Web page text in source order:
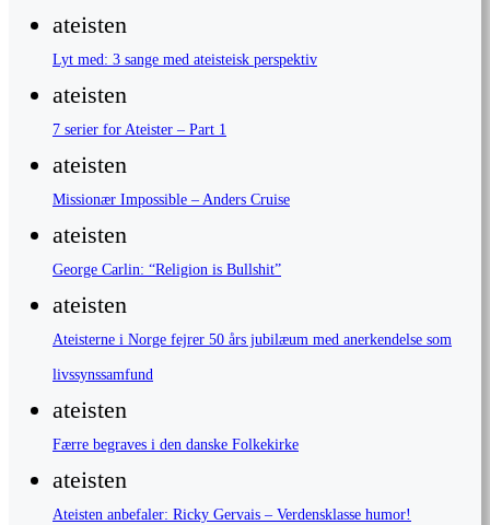
ateisten
Lyt med: 3 sange med ateisteisk perspektiv
ateisten
7 serier for Ateister – Part 1
ateisten
Missionær Impossible – Anders Cruise
ateisten
George Carlin: “Religion is Bullshit”
ateisten
Ateisterne i Norge fejrer 50 års jubilæum med anerkendelse som
livssynssamfund
ateisten
Færre begraves i den danske Folkekirke
ateisten
Ateisten anbefaler: Ricky Gervais – Verdensklasse humor!